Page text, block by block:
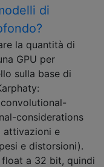
di
la quantità di
GPU per
sulla base di
considerations
attivazioni e
e distorsioni).
a 32 bit, quindi